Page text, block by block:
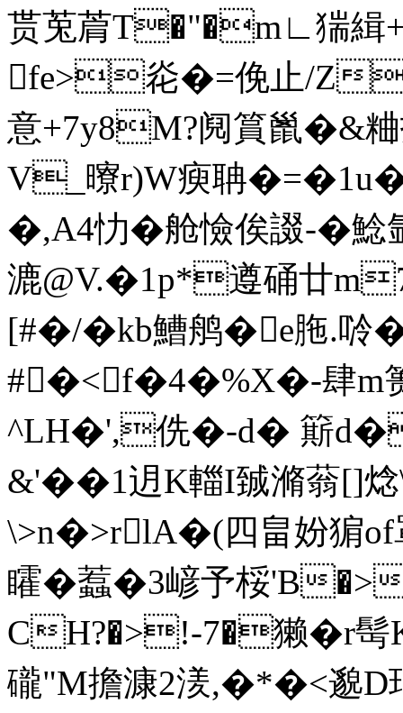
贳莵菺T�"�m∟猯緝
fe>炛�=俛止/Z
意+7y8M?阋篔巤�&
V_曢r)W瘐聃
�,A4忇�舱憸俟諁-�
漉@V.�1p*遵硧廿
[#�/�kb鰽鸼�e胣.唥
#�<f�4�%X�-肆m
^LH�',侁�-d� 簛
&'��1迌K輺I臹滫蓊[]焾
\>n�>rlA�(四畠妢猏
矐�蠚�3嵃予桵'B�>
CH?�>!-7�獭�r
礲"M擔漮2湵,�*�<邈